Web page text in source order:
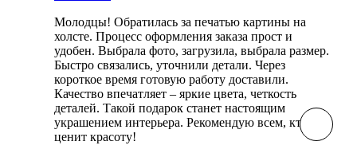
Молодцы! Обратилась за печатью картины на
холсте. Процесс оформления заказа прост и
удобен. Выбрала фото, загрузила, выбрала размер.
Быстро связались, уточнили детали. Через
короткое время готовую работу доставили.
Качество впечатляет – яркие цвета, четкость
деталей. Такой подарок станет настоящим
украшением интерьера. Рекомендую всем, кто
ценит красоту!